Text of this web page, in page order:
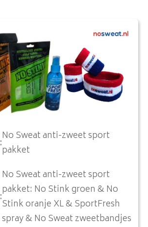
:No Sweat anti-zweet sport
pakket
:
No Sweat anti-zweet sport
pakket: No Stink groen & No
Stink oranje XL & SportFresh
spray & No Sweat zweetbandjes